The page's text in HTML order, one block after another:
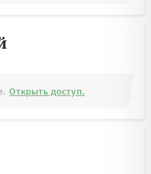
Открыть доступ.